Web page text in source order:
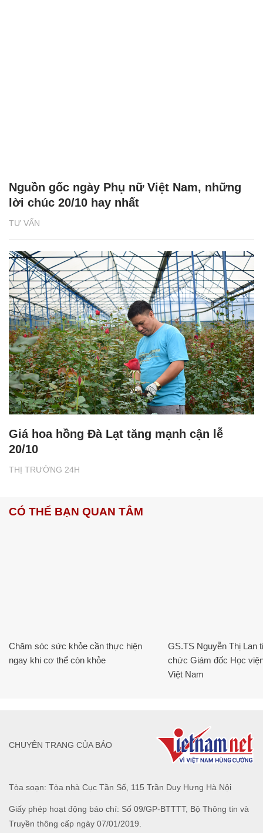
TƯ VẤN
Nguồn gốc ngày Phụ nữ Việt Nam, những
lời chúc 20/10 hay nhất
THỊ TRƯỜNG 24H
Giá hoa hồng Đà Lạt tăng mạnh cận lễ
20/10
CÓ THỂ BẠN QUAN TÂM
Chăm sóc sức khỏe cần thực hiện
ngay khi cơ thể còn khỏe
GS.TS Nguyễn Thị Lan
chức Giám đốc Học
Việt Nam
Tòa soạn: Tòa nhà Cục Tần Số, 115 Trần Duy Hưng Hà Nội
Giấy phép hoạt động báo chí: Số 09/GP-BTTTT, Bộ Thông tin và
Truyền thông cấp ngày 07/01/2019.
CHUYÊN TRANG CỦA BÁO